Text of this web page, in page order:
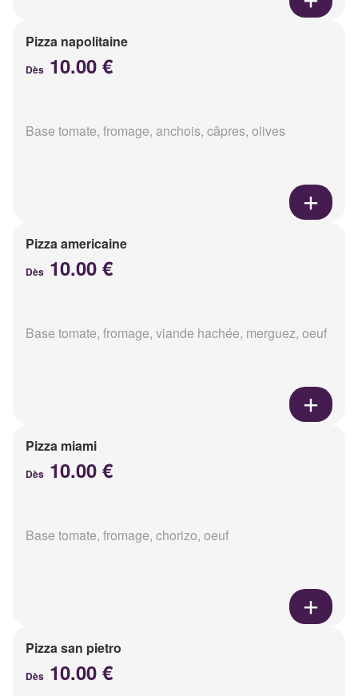
Pizza napolitaine
Dès 10.00 €
Base tomate, fromage, anchois, câpres, olives
Pizza americaine
Dès 10.00 €
Base tomate, fromage, viande hachée, merguez, oeuf
Pizza miami
Dès 10.00 €
Base tomate, fromage, chorizo, oeuf
Pizza san pietro
Dès 10.00 €